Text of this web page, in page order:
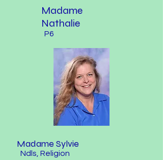
Madame
Nathalie
P6
Madame Sylvie
Ndls, Religion